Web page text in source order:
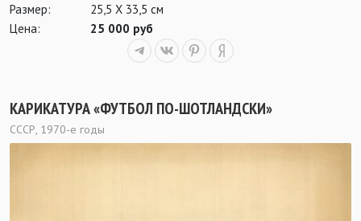
Размер:
25,5 Х 33,5 см
Цена:
25 000 руб
КАРИКАТУРА «ФУТБОЛ ПО-ШОТЛАНДСКИ»
СССР, 1970-е годы